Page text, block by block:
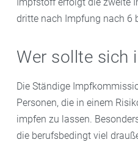
dritte nach Impfung nach 6
Wer sollte sich
Die Ständige
Personen, die in einem
impfen zu lassen.
die berufsbedingt viel